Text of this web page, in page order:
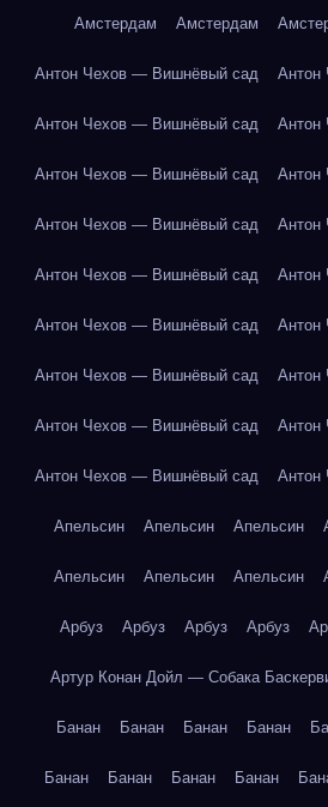
Амстердам Амстердам
Антон Чехов — Вишнёвый сад Антон
Антон Чехов — Вишнёвый сад Антон
Антон Чехов — Вишнёвый сад Антон
Антон Чехов — Вишнёвый сад Антон
Антон Чехов — Вишнёвый сад Антон
Антон Чехов — Вишнёвый сад Антон
Антон Чехов — Вишнёвый сад Антон
Антон Чехов — Вишнёвый сад Антон
Антон Чехов — Вишнёвый сад Антон
Апельсин Апельсин Апельсин
Апельсин Апельсин Апельсин
Арбуз Арбуз Арбуз Арбуз
Артур Конан Дойл — Собака
Банан Банан Банан Банан
Банан Банан Банан Банан